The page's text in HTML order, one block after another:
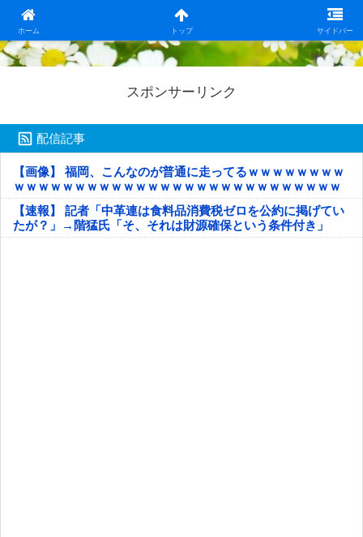
ホーム トップ サイドバー
日本第一！ニュース録
スポンサーリンク
配信記事
【画像】 福岡、こんなのが普通に走ってるｗｗｗｗｗｗｗｗ
ｗｗｗｗｗｗｗｗｗｗｗｗｗｗｗｗｗｗｗｗｗｗｗｗｗｗｗ
ｗｗｗｗｗ
【速報】 記者「中革連は食料品消費税ゼロを公約に掲げてい
たが？」→階猛氏「そ、それは財源確保という条件付き」